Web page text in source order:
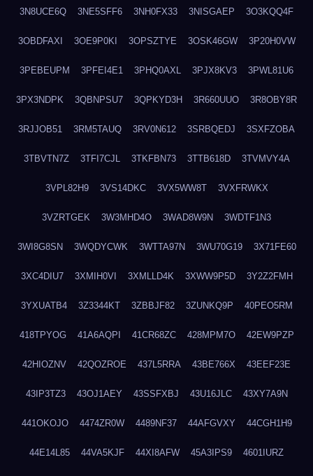
3N8UCE6Q 3NE5SFF6 3NH0FX33 3NISGAEP 3O3KQQ4F
3OBDFAXI 3OE9P0KI 3OPSZTYE 3OSK46GW 3P20H0VW
3PEBEUPM 3PFEI4E1 3PHQ0AXL 3PJX8KV3 3PWL81U6
3PX3NDPK 3QBNPSU7 3QPKYD3H 3R660UUO 3R8OBY8R
3RJJOB51 3RM5TAUQ 3RV0N612 3SRBQEDJ 3SXFZOBA
3TBVTN7Z 3TFI7CJL 3TKFBN73 3TTB618D 3TVMVY4A
3VPL82H9 3VS14DKC 3VX5WW8T 3VXFRWKX
3VZRTGEK 3W3MHD4O 3WAD8W9N 3WDTF1N3
3WI8G8SN 3WQDYCWK 3WTTA97N 3WU70G19 3X71FE60
3XC4DIU7 3XMIH0VI 3XMLLD4K 3XWW9P5D 3Y2Z2FMH
3YXUATB4 3Z3344KT 3ZBBJF82 3ZUNKQ9P 40PEO5RM
418TPYOG 41A6AQPI 41CR68ZC 428MPM7O 42EW9PZP
42HIOZNV 42QOZROE 437L5RRA 43BE766X 43EEF23E
43IP3TZ3 43OJ1AEY 43SSFXBJ 43U16JLC 43XY7A9N
441OKOJO 4474ZR0W 4489NF37 44AFGVXY 44CGH1H9
44E14L85 44VA5KJF 44XI8AFW 45A3IPS9 4601IURZ